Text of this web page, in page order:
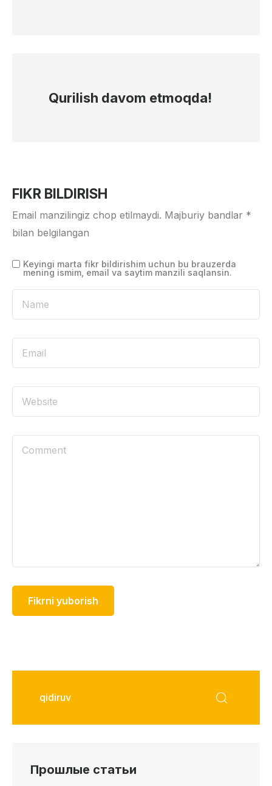
Qurilish davom etmoqda!
FIKR BILDIRISH
Email manzilingiz chop etilmaydi. Majburiy bandlar *
bilan belgilangan
Keyingi marta fikr bildirishim uchun bu brauzerda
mening ismim, email va saytim manzili saqlansin.
Прошлые статьи